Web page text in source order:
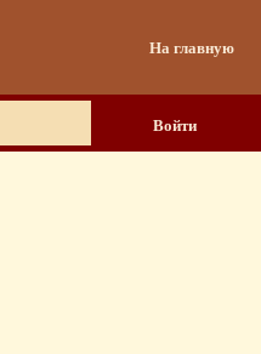
На главную
Войти